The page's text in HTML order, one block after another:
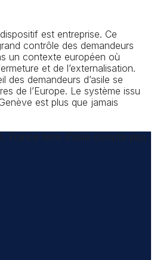
est entreprise. Ce
contrôle des demandeurs
un contexte européen où
et de l’externalisation.
des demandeurs d’asile se
de l’Europe. Le système issu
est plus que jamais
France terre d’asile compte plus